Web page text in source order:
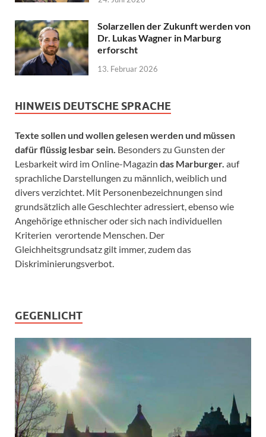
Solarzellen der Zukunft werden von
Dr. Lukas Wagner in Marburg
erforscht
13. Februar 2026
HINWEIS DEUTSCHE SPRACHE
Texte sollen und wollen gelesen werden und müssen
dafür flüssig lesbar sein. Besonders zu Gunsten der
Lesbarkeit wird im Online-Magazin das Marburger. auf
sprachliche Darstellungen zu männlich, weiblich und
divers verzichtet. Mit Personenbezeichnungen sind
grundsätzlich alle Geschlechter adressiert, ebenso wie
Angehörige ethnischer oder sich nach individuellen
Kriterien verortende Menschen. Der
Gleichheitsgrundsatz gilt immer, zudem das
Diskriminierungsverbot.
GEGENLICHT